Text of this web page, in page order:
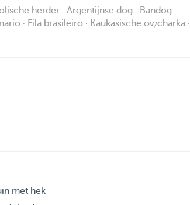
herder · Argentijnse dog · Bandog ·
· Fila brasileiro · Kaukasische owcharka ·
met hek